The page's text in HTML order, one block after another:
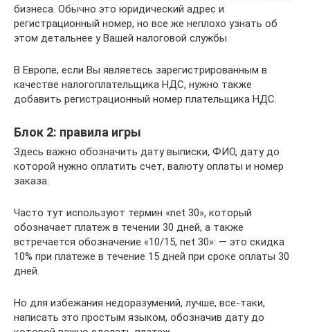
бизнеса. Обычно это юридический адрес и
регистрационный номер, но все же неплохо узнать об
этом детальнее у Вашей налоговой службы.
В Европе, если Вы являетесь зарегистрированным в
качестве налогоплательщика НДС, нужно также
добавить регистрационный номер плательщика НДС.
Блок 2: правила игры
Здесь важно обозначить дату выписки, ФИО, дату до
которой нужно оплатить счет, валюту оплаты и номер
заказа.
Часто тут используют термин «net 30», который
обозначает платеж в течении 30 дней, а также
встречается обозначение «10/15, net 30»: — это скидка
10% при платеже в течение 15 дней при сроке оплаты 30
дней.
Но для избежания недоразумений, лучше, все-таки,
написать это простым языком, обозначив дату до